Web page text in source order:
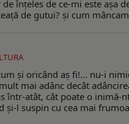
înţeles de ce-mi este aşa
de gutui? şi cum
şi oricând aş fi!... nu-i
mai adânc decât
într-atât, cât poate o inimă-
şi-l suspin cu cea mai